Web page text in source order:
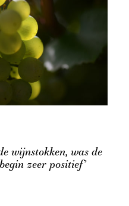
wijnstokken, was de
zeer positief’